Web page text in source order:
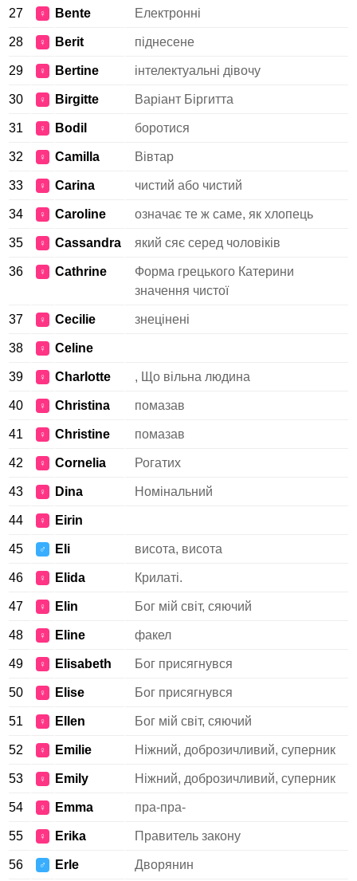
27 ♀ Bente Електронні
28 ♀ Berit піднесене
29 ♀ Bertine інтелектуальні дівочу
30 ♀ Birgitte Варіант Біргитта
31 ♀ Bodil боротися
32 ♀ Camilla Вівтар
33 ♀ Carina чистий або чистий
34 ♀ Caroline означає те ж саме, як хлопець
35 ♀ Cassandra який сяє серед чоловіків
36 ♀ Cathrine
Форма грецького Катерини
значення чистої
37 ♀ Cecilie знецінені
38 ♀ Celine
39 ♀ Charlotte , Що вільна людина
40 ♀ Christina помазав
41 ♀ Christine помазав
42 ♀ Cornelia Рогатих
43 ♀ Dina Номінальний
44 ♀ Eirin
45 ♂ Eli висота, висота
46 ♀ Elida Крилаті.
47 ♀ Elin Бог мій світ, сяючий
48 ♀ Eline факел
49 ♀ Elisabeth Бог присягнувся
50 ♀ Elise Бог присягнувся
51 ♀ Ellen Бог мій світ, сяючий
52 ♀ Emilie Ніжний, доброзичливий, суперник
53 ♀ Emily Ніжний, доброзичливий, суперник
54 ♀ Emma пра-пра-
55 ♀ Erika Правитель закону
56 ♂ Erle Дворянин